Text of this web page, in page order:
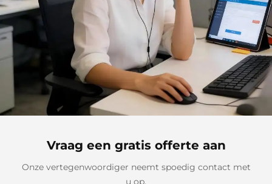
Vraag een gratis offerte aan
Onze vertegenwoordiger neemt spoedig contact met
u op.